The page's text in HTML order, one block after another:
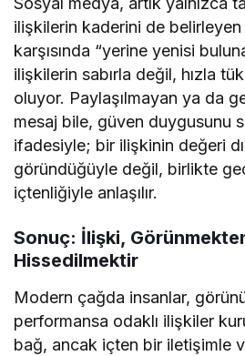
ilişkilerin kaderini de
karşısında “yerine yenisi
ilişkilerin sabırla değil, hızla
oluyor. Paylaşılmayan ya da
mesaj bile, güven duygusunu
ifadesiyle; bir ilişkinin değeri
göründüğüyle değil, birlikte
içtenliğiyle anlaşılır.
Sonuç: İlişki,
Hissedilmektir
Modern çağda insanlar,
performansa odaklı ilişkiler
bağ, ancak içten bir iletişimle